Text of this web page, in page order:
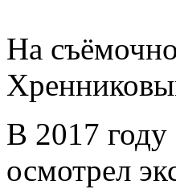
На
В 2017
осмотрел